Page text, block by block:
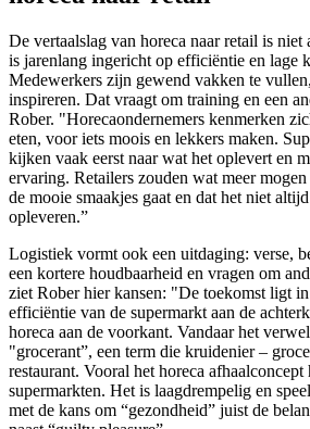
De vertaalslag van horeca naar retail is
is jarenlang ingericht op efficiëntie en lage
Medewerkers zijn gewend vakken te
inspireren. Dat vraagt om training en een
Rober. "Horecaondernemers kenmerken
eten, voor iets moois en lekkers maken.
kijken vaak eerst naar wat het oplevert en
ervaring. Retailers zouden wat meer
de mooie smaakjes gaat en dat het niet
opleveren.”
Logistiek vormt ook een uitdaging: verse,
een kortere houdbaarheid en vragen om
ziet Rober hier kansen: "De toekomst ligt
efficiëntie van de supermarkt aan de
horeca aan de voorkant. Vandaar het
"grocerant”, een term die kruidenier –
restaurant. Vooral het horeca
supermarkten. Het is laagdrempelig en
met de kans om “gezondheid” juist de